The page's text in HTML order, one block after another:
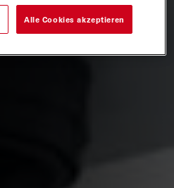
Alle Cookies akzeptieren